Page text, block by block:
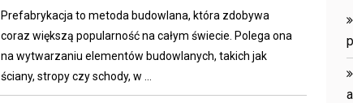
Prefabrykacja to metoda budowlana, która zdobywa
coraz większą popularność na całym świecie. Polega ona
na wytwarzaniu elementów budowlanych, takich jak
ściany, stropy czy schody, w ...